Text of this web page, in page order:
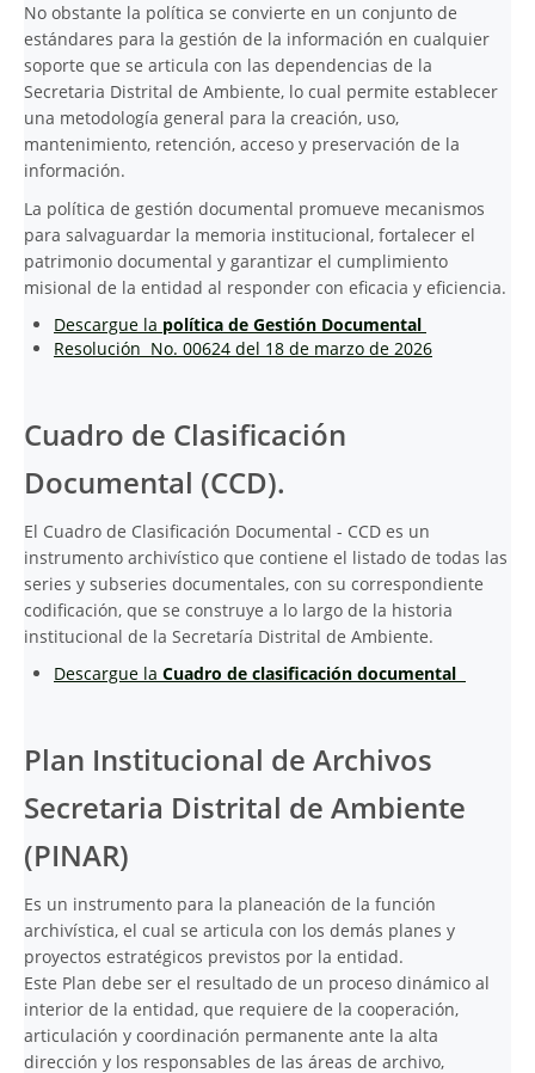
No obstante la política se convierte en un conjunto de
estándares para la gestión de la información en cualquier
soporte que se articula con las dependencias de la
Secretaria Distrital de Ambiente, lo cual permite establecer
una metodología general para la creación, uso,
mantenimiento, retención, acceso y preservación de la
información.
La política de gestión documental promueve mecanismos
para salvaguardar la memoria institucional, fortalecer el
patrimonio documental y garantizar el cumplimiento
misional de la entidad al responder con eficacia y eficiencia.
Descargue la política de Gestión Documental
Resolución No. 00624 del 18 de marzo de 2026
Cuadro de Clasificación
Documental (CCD).
El Cuadro de Clasificación Documental - CCD es un
instrumento archivístico que contiene el listado de todas las
series y subseries documentales, con su correspondiente
codificación, que se construye a lo largo de la historia
institucional de la Secretaría Distrital de Ambiente.
Descargue la Cuadro de clasificación documental
Plan Institucional de Archivos
Secretaria Distrital de Ambiente
(PINAR)
Es un instrumento para la planeación de la función
archivística, el cual se articula con los demás planes y
proyectos estratégicos previstos por la entidad.
Este Plan debe ser el resultado de un proceso dinámico al
interior de la entidad, que requiere de la cooperación,
articulación y coordinación permanente ante la alta
dirección y los responsables de las áreas de archivo,